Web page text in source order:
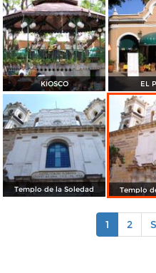
KIOSCO EL
Templo de la Soledad Templo
1 2